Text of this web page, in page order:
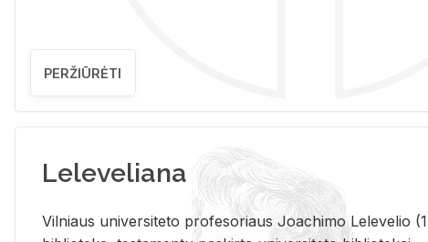
PERŽIŪRĖTI
Leleveliana
Vil­niaus uni­ver­si­te­to pro­fe­so­riaus Jo­a­chi­mo Le­le­ve­lio